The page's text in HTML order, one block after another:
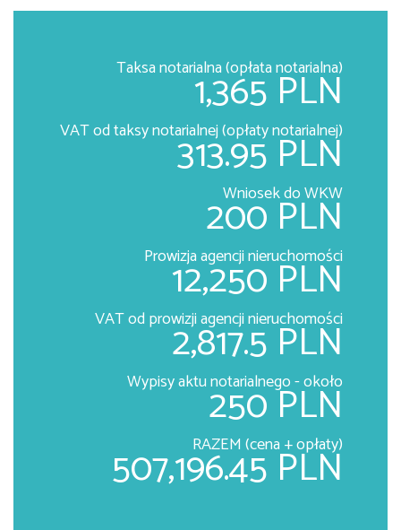
Taksa notarialna (opłata notarialna)
1,365 PLN
VAT od taksy notarialnej (opłaty notarialnej)
313.95 PLN
Wniosek do WKW
200 PLN
Prowizja agencji nieruchomości
12,250 PLN
VAT od prowizji agencji nieruchomości
2,817.5 PLN
Wypisy aktu notarialnego - około
250 PLN
RAZEM (cena + opłaty)
507,196.45 PLN